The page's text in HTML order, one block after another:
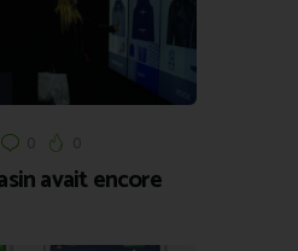
0 0
avait encore